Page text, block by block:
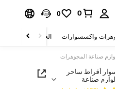
0
0
واكسسوارات الحقائب والأمتعة
أقراط ساحر
صناعة